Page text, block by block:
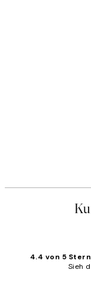
4.4 von 5
Sieh